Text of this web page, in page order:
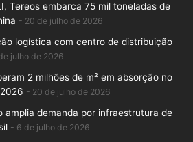
Tereos embarca 75 mil toneladas de
20 de julho de 2026
logística com centro de distribuição
julho de 2026
2 milhões de m² em absorção no
20 de julho de 2026
amplia demanda por infraestrutura de
6 de julho de 2026